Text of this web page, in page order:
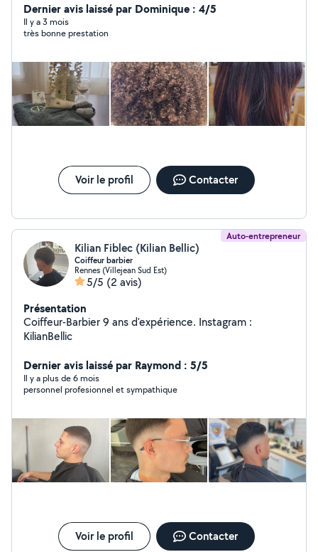
transformation sur mesure
Dernier avis laissé par Dominique : 4/5
Il y a 3 mois
très bonne prestation
Voir le profil Contacter
Auto-entrepreneur
Kilian Fiblec (Kilian Bellic)
Coiffeur barbier
Rennes (Villejean Sud Est)
5/5 (2 avis)
Présentation
Coiffeur-Barbier 9 ans d'expérience. Instagram :
KilianBellic
Dernier avis laissé par Raymond : 5/5
Il y a plus de 6 mois
personnel profesionnel et sympathique
Voir le profil Contacter